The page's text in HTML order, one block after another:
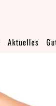
Aktuelles